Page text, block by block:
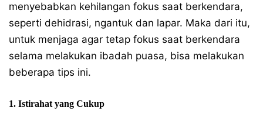
menyebabkan kehilangan fokus saat berkendara,
seperti dehidrasi, ngantuk dan lapar. Maka dari itu,
untuk menjaga agar tetap fokus saat berkendara
selama melakukan ibadah puasa, bisa melakukan
beberapa tips ini.
1. Istirahat yang Cukup